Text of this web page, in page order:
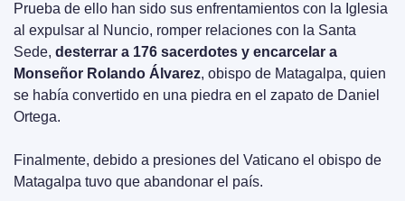
Prueba de ello han sido sus enfrentamientos con la Iglesia
al expulsar al Nuncio, romper relaciones con la Santa
Sede, desterrar a 176 sacerdotes y encarcelar a
Monseñor Rolando Álvarez, obispo de Matagalpa, quien
se había convertido en una piedra en el zapato de Daniel
Ortega.
Finalmente, debido a presiones del Vaticano el obispo de
Matagalpa tuvo que abandonar el país.